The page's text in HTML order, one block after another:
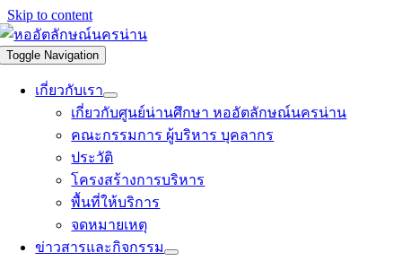
Skip to content
Toggle Navigation
เกี่ยวกับเรา
เกี่ยวกับศูนย์น่านศึกษา หออัตลักษณ์นครน่าน
คณะกรรมการ ผู้บริหาร บุคลากร
ประวัติ
โครงสร้างการบริหาร
พื้นที่ให้บริการ
จดหมายเหตุ
ข่าวสารและกิจกรรม